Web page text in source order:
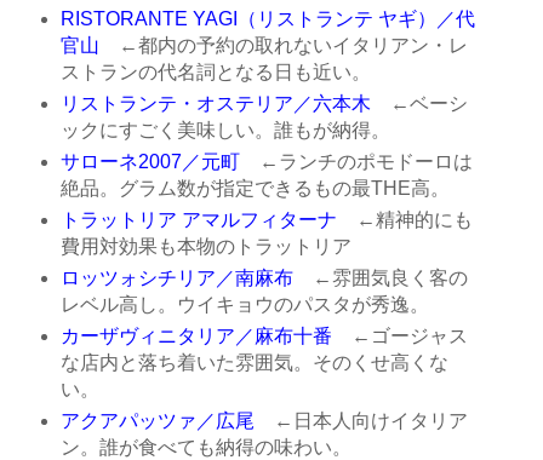
RISTORANTE YAGI（リストランテ ヤギ）／代
官山 ←都内の予約の取れないイタリアン・レ
ストランの代名詞となる日も近い。
リストランテ・オステリア／六本木 ←ベーシ
ックにすごく美味しい。誰もが納得。
サローネ2007／元町←ランチのポモドーロは
絶品。グラム数が指定できるもの最THE高。
トラットリア アマルフィターナ ←精神的にも
費用対効果も本物のトラットリア
ロッツォシチリア／南麻布←雰囲気良く客の
レベル高し。ウイキョウのパスタが秀逸。
カーザヴィニタリア／麻布十番 ←ゴージャス
な店内と落ち着いた雰囲気。そのくせ高くな
い。
アクアパッツァ／広尾 ←日本人向けイタリア
ン。誰が食べても納得の味わい。